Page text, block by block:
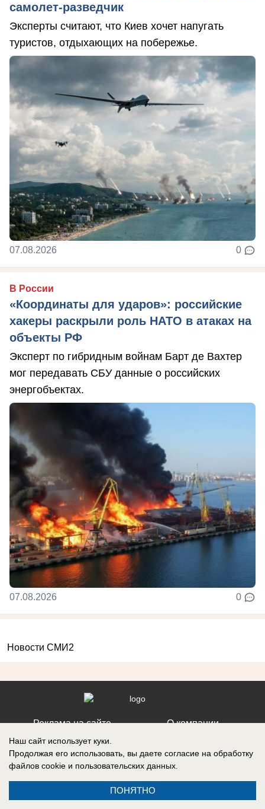
самолет-разведчик
Эксперты считают, что Киев хочет напугать
туристов, отдыхающих на побережье.
07.08.2026 0
В России
«Координаты для ударов»: российские
хакеры раскрыли роль НАТО в атаках на
объекты РФ
Эксперт по гибридным войнам Барт де Вахтер
мог передавать СБУ данные о российских
энергобъектах.
07.08.2026 0
Новости СМИ2
Реклама на сайте
Вакансии
Контакты
О компании
Наш сайт использует куки.
Продолжая его использовать, вы даете согласие на обработку
файлов cookie и пользовательских данных.
ПОНЯТНО